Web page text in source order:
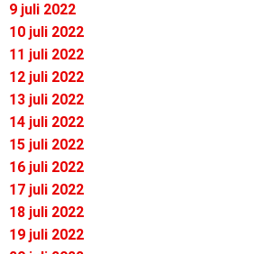
9 juli 2022
10 juli 2022
11 juli 2022
12 juli 2022
13 juli 2022
14 juli 2022
15 juli 2022
16 juli 2022
17 juli 2022
18 juli 2022
19 juli 2022